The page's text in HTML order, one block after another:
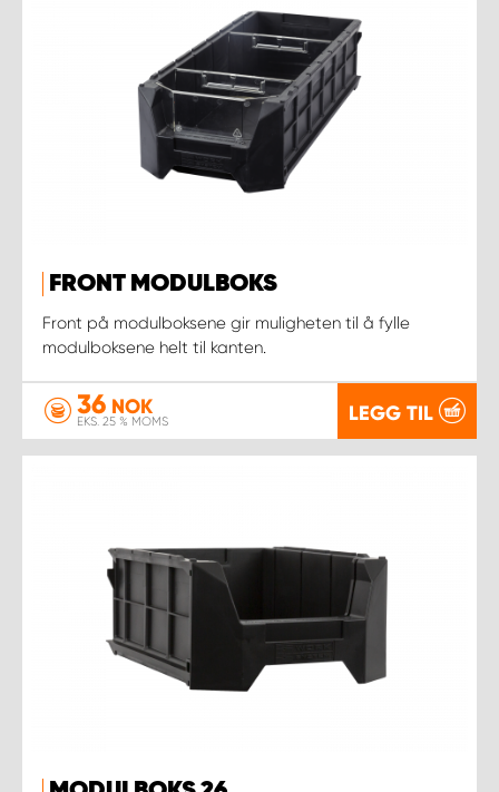
FRONT MODULBOKS
Front på modulboksene gir muligheten til å fylle
modulboksene helt til kanten.
36 NOK
EKS. 25 % MOMS LEGG TIL